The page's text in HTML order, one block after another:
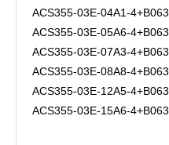
ACS355-03E-04A1-4+B063
ACS355-03E-05A6-4+B063
ACS355-03E-07A3-4+B063
ACS355-03E-08A8-4+B063
ACS355-03E-12A5-4+B063
ACS355-03E-15A6-4+B063